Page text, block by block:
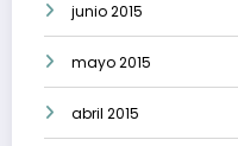
junio 2015
mayo 2015
abril 2015